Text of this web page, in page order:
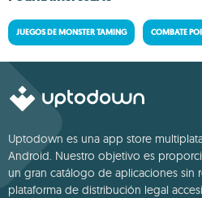
JUEGOS DE MONSTER TAMING COMBATE
Uptodown es una app store
Android. Nuestro objetivo es
un gran catálogo de aplicaciones sin
plataforma de distribución legal